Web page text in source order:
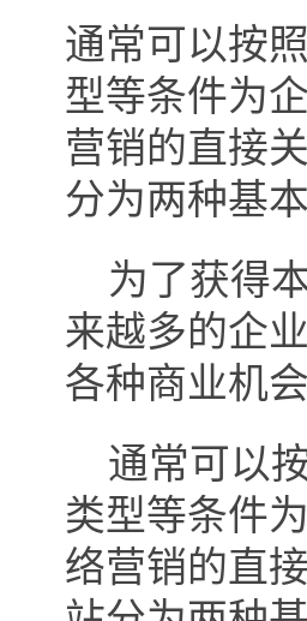
通常可以按
型等条件为
营销的直接
分为两种基
为了获得
来越多的企
各种商业机
通常可以
类型等条件
络营销的直